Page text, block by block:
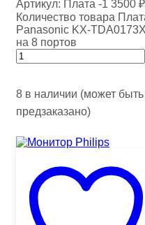
Артикул: Плата -1 3500 ₽
Количество товара
Panasonic KX-
на 8 портов
8 в наличии (может быть
предзаказано)